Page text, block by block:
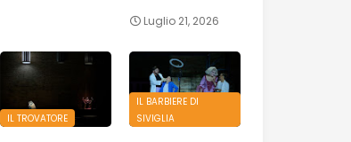
Luglio 21, 2026
IL TROVATORE
IL BARBIERE DI
SIVIGLIA